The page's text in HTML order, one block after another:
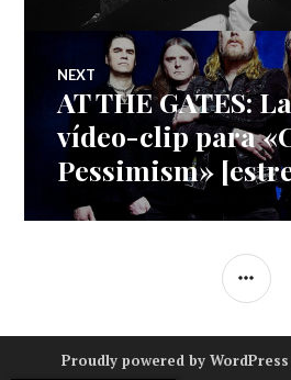
NEXT
Next
post:
AT THE GATES:
vídeo-clip para
Pessimism»
Proudly powered by WordPress